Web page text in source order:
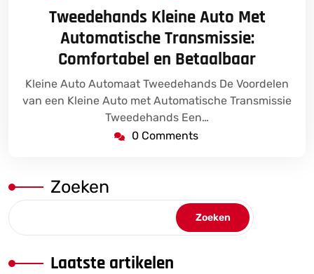
november
2025
Tweedehands Kleine Auto Met
Automatische Transmissie:
Comfortabel en Betaalbaar
Kleine Auto Automaat Tweedehands De Voordelen
van een Kleine Auto met Automatische Transmissie
Tweedehands Een…
0 Comments
Zoeken
Zoeken
Laatste artikelen